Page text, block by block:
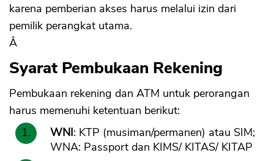
karena pemberian akses harus melalui izin dari
pemilik perangkat utama.
Â
Syarat Pembukaan Rekening
Pembukaan rekening dan ATM untuk perorangan
harus memenuhi ketentuan berikut:
WNI: KTP (musiman/permanen) atau SIM;
WNA: Passport dan KIMS/ KITAS/ KITAP